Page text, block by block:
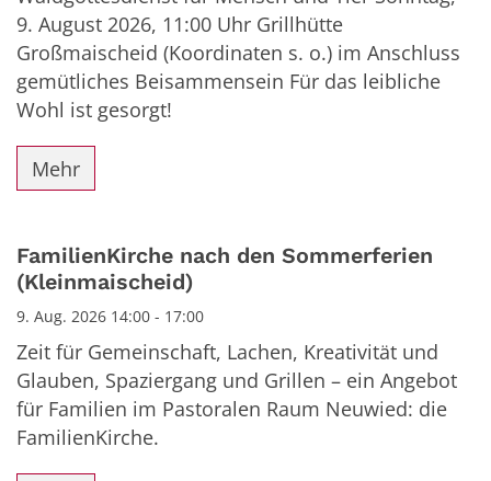
9. August 2026, 11:00 Uhr Grillhütte
Großmaischeid (Koordinaten s. o.) im Anschluss
gemütliches Beisammensein Für das leibliche
Wohl ist gesorgt!
Mehr
FamilienKirche nach den Sommerferien
(Kleinmaischeid)
9. Aug. 2026 14:00 - 17:00
Zeit für Gemeinschaft, Lachen, Kreativität und
Glauben, Spaziergang und Grillen – ein Angebot
für Familien im Pastoralen Raum Neuwied: die
FamilienKirche.